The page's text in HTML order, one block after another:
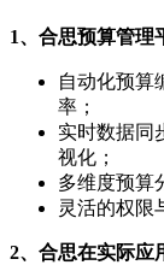
1、合思预算管理
自动化预算
率；
实时数据同
视化；
多维度预算
灵活的权限
2、合思在实际应